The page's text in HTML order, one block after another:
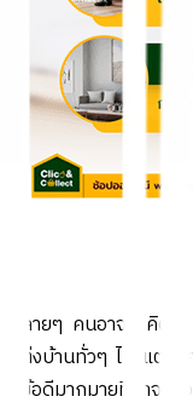
หลายๆ คนอาจจะคิดว่
แต่งบ้านทั่วๆ ไป แต่ใ
มีข้อดีมากมายที่น่าจะ